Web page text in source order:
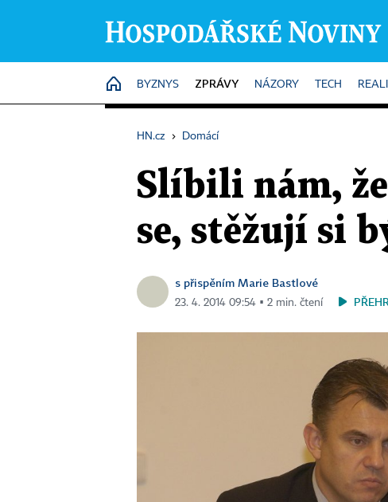
HOME
BYZNYS ZPRÁVY NÁZORY TECH
HN.cz › Domácí
Slíbili nám,
se, stěžují si
s přispěním Marie Bastlové
23. 4. 2014 09:54 ▪ 2 min. čtení